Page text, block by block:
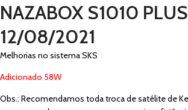
NAZABOX S1010
12/08/2021
Melhorias no sistema SKS
Adicionado 58W
Obs.: Recomendamos toda troca de satélite de